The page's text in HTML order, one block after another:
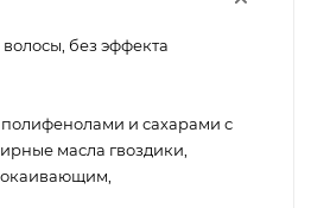
без эффекта
и сахарами с
масла гвоздики,